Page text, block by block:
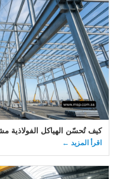
كيف تُحسّن الهياكل الفولاذية
اقرأ المزيد ←